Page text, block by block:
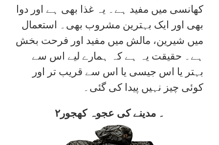
کھانسی میں مفید ہے۔ یہ غذا بھی ہے اور دوا
بھی اور ایک بہترین مشروب بھی۔ استعمال
میں شیرین، مالش میں مفید اور فرحت بخش
ہے۔ حقیقت یہ ہے کہ ہمارے لیے اس سے
بہتر یا اس جیسی یا اس سے قریب تر اور
کوئی چیز نہیں پیدا کی گئی۔
۲۔ مدینے کی عجوہ کھجور